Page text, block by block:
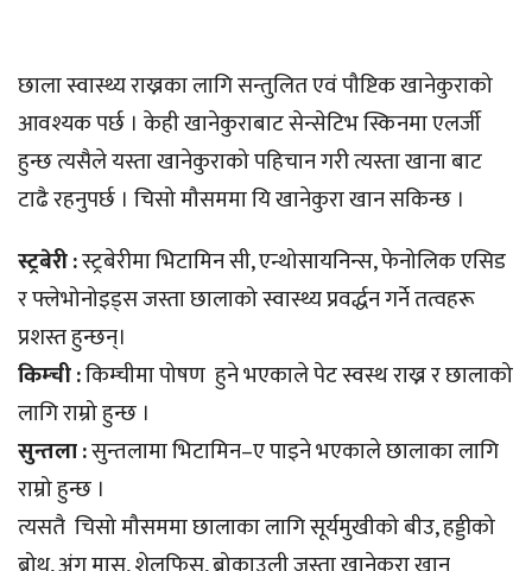
छाला स्वास्थ्य राख्नका लागि सन्तुलित एवं पौष्टिक खानेकुराको
आवश्यक पर्छ । केही खानेकुराबाट सेन्सेटिभ स्किनमा एलर्जी
हुन्छ त्यसैले यस्ता खानेकुराको पहिचान गरी त्यस्ता खाना बाट
टाढै रहनुपर्छ । चिसो मौसममा यि खानेकुरा खान सकिन्छ ।
स्ट्रबेरी :स्ट्रबेरीमा भिटामिन सी, एन्थोसायनिन्स, फेनोलिक एसिड
र फ्लेभोनोइड्स जस्ता छालाको स्वास्थ्य प्रवर्द्धन गर्ने तत्वहरू
प्रशस्त हुन्छन्।
किम्ची :किम्चीमा पोषण हुने भएकाले पेट स्वस्थ राख्न र छालाको
लागि राम्रो हुन्छ ।
सुन्तला :सुन्तलामा भिटामिन–ए पाइने भएकाले छालाका लागि
राम्रो हुन्छ ।
त्यसतै चिसो मौसममा छालाका लागि सूर्यमुखीको बीउ, हड्डीको